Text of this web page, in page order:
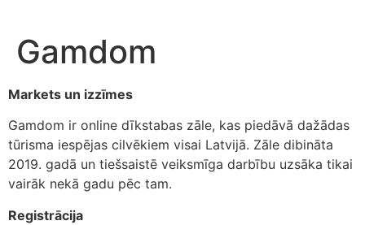
content
Gamdom
Markets un izzīmes
Gamdom ir online dīkstabas zāle, kas piedāvā dažādas
tūrisma iespējas cilvēkiem visai Latvijā. Zāle dibināta
2019. gadā un tiešsaistē veiksmīga darbību uzsāka tikai
vairāk nekā gadu pēc tam.
Registrācija